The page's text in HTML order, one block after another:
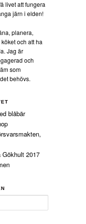
livet att fungera
järn i elden!
planera,
och att ha
Jag är
och
som
behövs.
blåbär
Gökhult 2017